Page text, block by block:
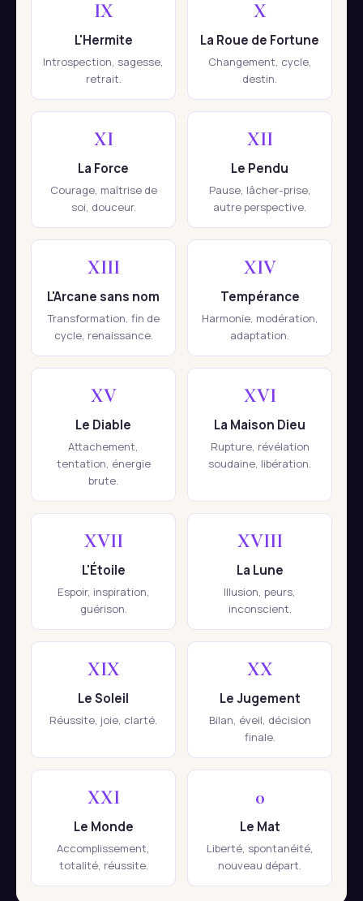
IX
L'Hermite
Introspection, sagesse,
retrait.
X
La Roue de Fortune
Changement, cycle,
destin.
XI
La Force
Courage, maîtrise de
soi, douceur.
XII
Le Pendu
Pause, lâcher-prise,
autre perspective.
XIII
L'Arcane sans nom
Transformation, fin de
cycle, renaissance.
XIV
Tempérance
Harmonie, modération,
adaptation.
XV
Le Diable
Attachement,
tentation, énergie
brute.
XVI
La Maison Dieu
Rupture, révélation
soudaine, libération.
XVII
L'Étoile
Espoir, inspiration,
guérison.
XVIII
La Lune
Illusion, peurs,
inconscient.
XIX
Le Soleil
Réussite, joie, clarté.
XX
Le Jugement
Bilan, éveil, décision
finale.
XXI
Le Monde
Accomplissement,
totalité, réussite.
0
Le Mat
Liberté, spontanéité,
nouveau départ.